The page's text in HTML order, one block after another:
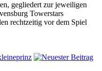
gegliedert zur jeweiligen
Towerstars
rechtzeitig vor dem Spiel